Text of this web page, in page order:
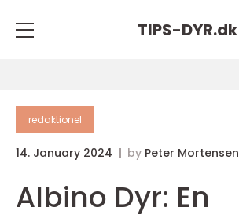
TIPS-DYR.dk
redaktionel
14. January 2024 by Peter Mortensen
Albino Dyr: En